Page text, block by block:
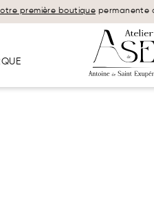
première boutiquepermanente